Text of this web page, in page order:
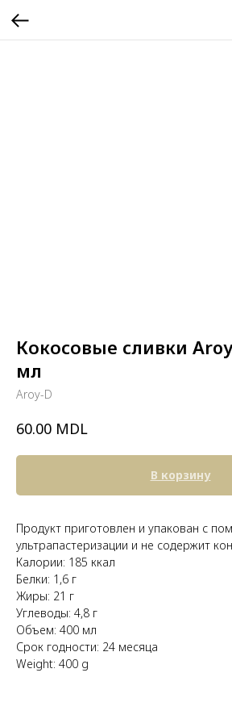
Кокосовые сливки
мл
Aroy-D
60.00 MDL
В корзину
Продукт приготовлен и упакован с
ультрапастеризации и не содержит
Калории: 185 ккал
Белки: 1,6 г
Жиры: 21 г
Углеводы: 4,8 г
Объем: 400 мл
Срок годности: 24 месяца
Weight: 400 g